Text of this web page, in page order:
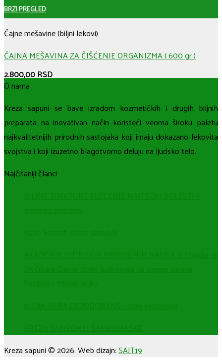
BRZI PREGLED
Čajne mešavine (biljni lekovi)
ČAJNA MEŠAVINA ZA ČIŠĆENJE ORGANIZMA ( 600 gr )
2.800,00RSD
O nama
Kreza sapuni se bave izradom kozmetičkih i drugih biljnih
preparata na inovativan način koristeći veoma široku paletu
najkvalitetnijih prirodnih sastojaka koji imaju dokazano lekovita
svojstva i koji izuzetno blagotvorno deluju na ljudsko telo.
Najčitaniji članci
Kreza sapuni © 2026. Web dizajn:SAJT19